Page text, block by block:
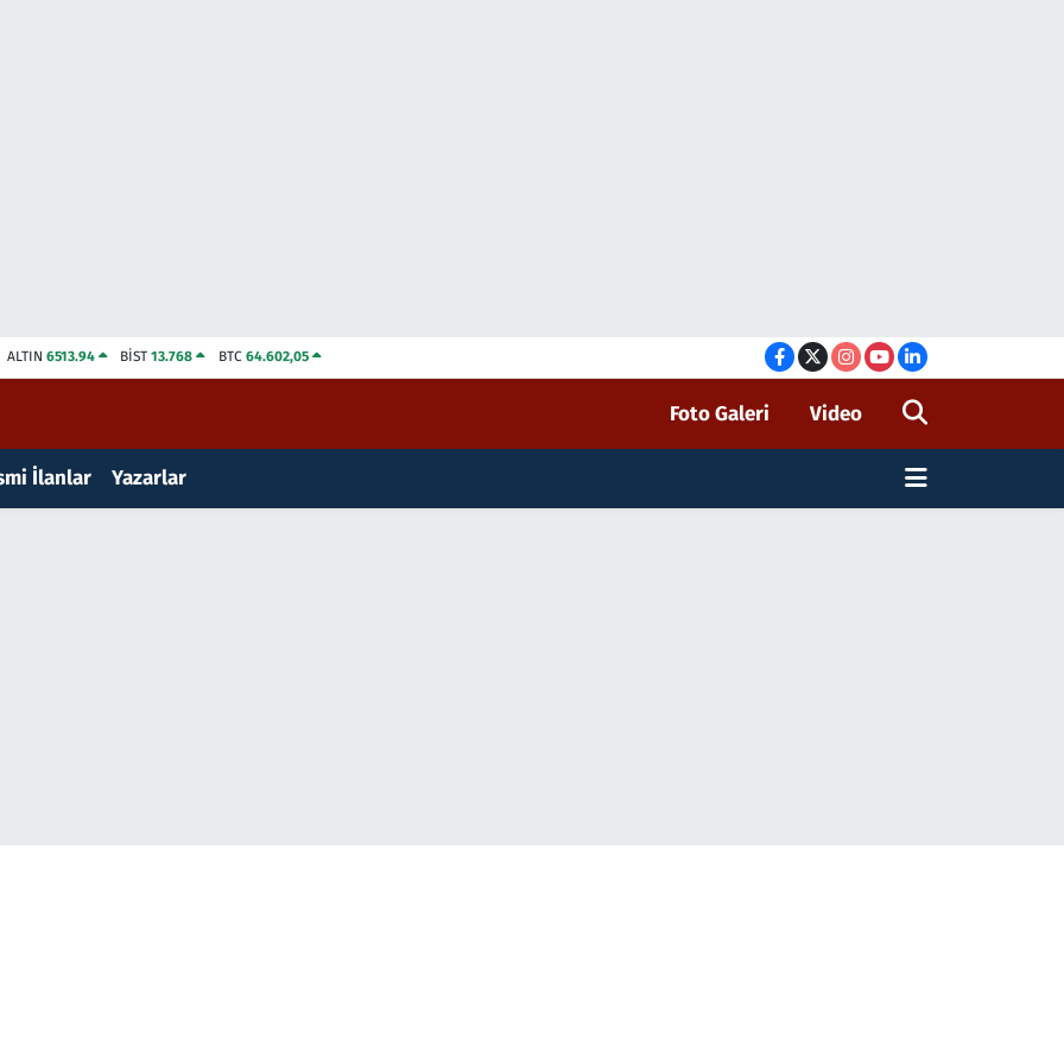
ALTIN 6513.94 BİST13.768 BTC 64.602,05
Foto Galeri Video
İlanlar Yazarlar